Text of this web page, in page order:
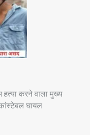
हत्या करने वाला मुख्य
घायल
PM मोदी-
वीडियो से नोएडा में